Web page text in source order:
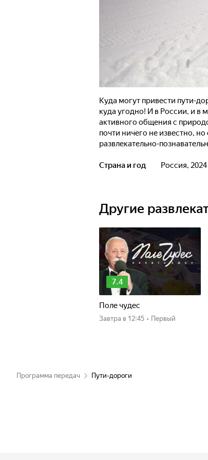
Куда могут привести пути-
куда угодно! И в России, и в
активного общения с
почти ничего не известно,
развлекательно-
Страна и год Россия, 2024
Другие
7.4
Поле чудес
Завтра в 12:45 • Первый
Программа передач Пути-дороги